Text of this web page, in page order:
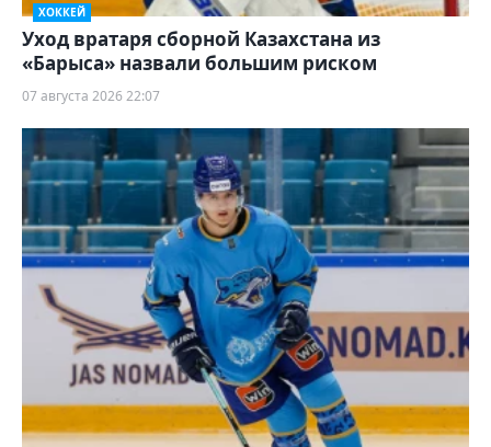
ХОККЕЙ
Уход вратаря сборной Казахстана из
«Барыса» назвали большим риском
07 августа 2026 22:07